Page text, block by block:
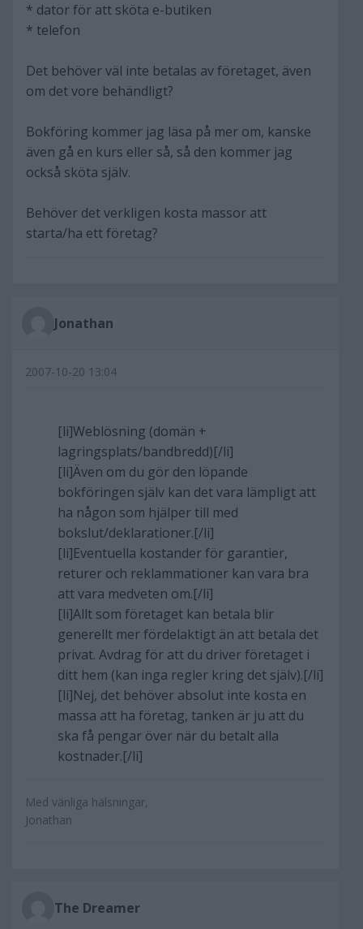
* dator för att sköta e-butiken
* telefon
Det behöver väl inte betalas av företaget, även
om det vore behändligt?
Bokföring kommer jag läsa på mer om, kanske
även gå en kurs eller så, så den kommer jag
också sköta själv.
Behöver det verkligen kosta massor att
starta/ha ett företag?
Jonathan
2007-10-20 13:04
[li]Weblösning (domän +
lagringsplats/bandbredd)[/li]
[li]Även om du gör den löpande
bokföringen själv kan det vara lämpligt att
ha någon som hjälper till med
bokslut/deklarationer.[/li]
[li]Eventuella kostander för garantier,
returer och reklammationer kan vara bra
att vara medveten om.[/li]
[li]Allt som företaget kan betala blir
generellt mer fördelaktigt än att betala det
privat. Avdrag för att du driver företaget i
ditt hem (kan inga regler kring det själv).[/li]
[li]Nej, det behöver absolut inte kosta en
massa att ha företag, tanken är ju att du
ska få pengar över när du betalt alla
kostnader.[/li]
Med vänliga hälsningar,
Jonathan
The Dreamer